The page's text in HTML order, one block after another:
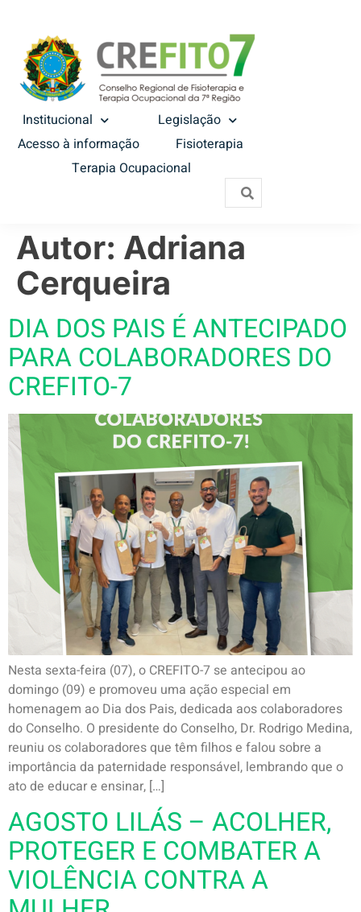
Institucional
Legislação
Acesso à informação
Fisioterapia
Terapia Ocupacional
Autor: Adriana
Cerqueira
DIA DOS PAIS É ANTECIPADO
PARA COLABORADORES DO
CREFITO-7
Nesta sexta-feira (07), o CREFITO-7 se antecipou ao
domingo (09) e promoveu uma ação especial em
homenagem ao Dia dos Pais, dedicada aos colaboradores
do Conselho. O presidente do Conselho, Dr. Rodrigo Medina,
reuniu os colaboradores que têm filhos e falou sobre a
importância da paternidade responsável, lembrando que o
ato de educar e ensinar, […]
AGOSTO LILÁS – ACOLHER,
PROTEGER E COMBATER A
VIOLÊNCIA CONTRA A